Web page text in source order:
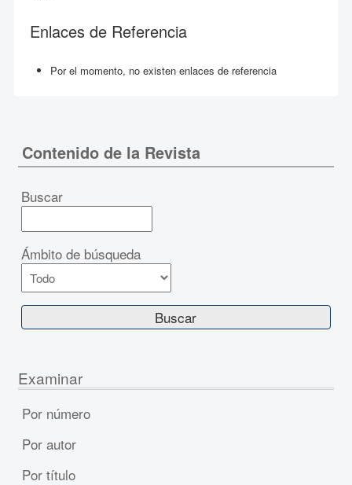
Enlaces de Referencia
Por el momento, no existen enlaces de referencia
Contenido de la Revista
Buscar
Ámbito de búsqueda
Examinar
Por número
Por autor
Por título